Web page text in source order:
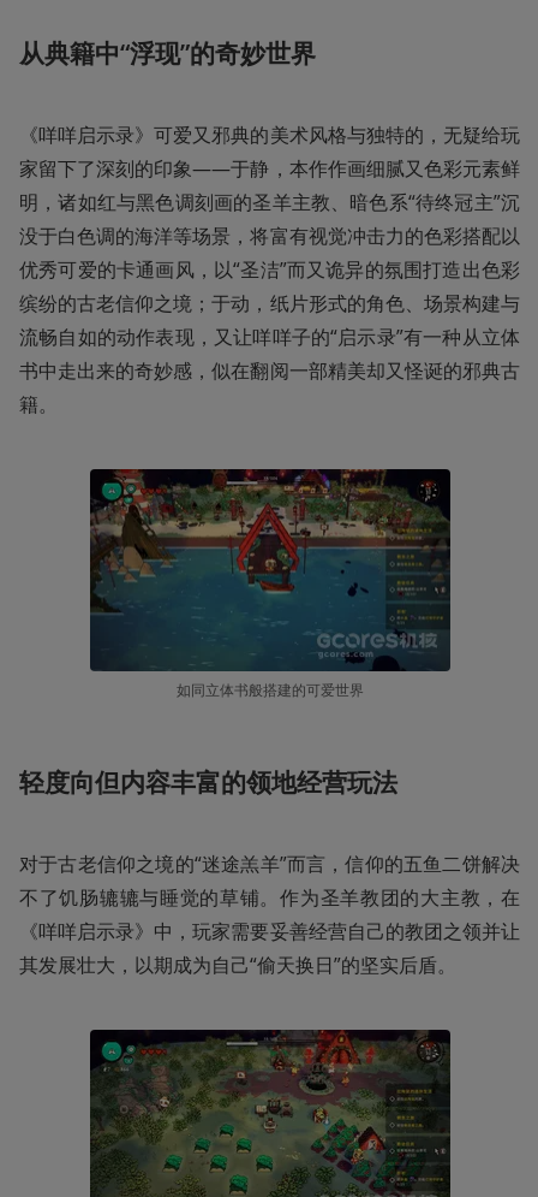
从典籍中“浮现”的奇妙世界
《咩咩启示录》可爱又邪典的美术风格与独特的，无疑给玩
家留下了深刻的印象——于静，本作作画细腻又色彩元素鲜
明，诸如红与黑色调刻画的圣羊主教、暗色系“待终冠主”沉
没于白色调的海洋等场景，将富有视觉冲击力的色彩搭配以
优秀可爱的卡通画风，以“圣洁”而又诡异的氛围打造出色彩
缤纷的古老信仰之境；于动，纸片形式的角色、场景构建与
流畅自如的动作表现，又让咩咩子的“启示录”有一种从立体
书中走出来的奇妙感，似在翻阅一部精美却又怪诞的邪典古
籍。
如同立体书般搭建的可爱世界
轻度向但内容丰富的领地经营玩法
对于古老信仰之境的“迷途羔羊”而言，信仰的五鱼二饼解决
不了饥肠辘辘与睡觉的草铺。作为圣羊教团的大主教，在
《咩咩启示录》中，玩家需要妥善经营自己的教团之领并让
其发展壮大，以期成为自己“偷天换日”的坚实后盾。